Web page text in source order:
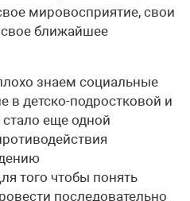
мировосприятие, свои
свое ближайшее
знаем социальные
в детско-подростковой и
еще одной
того чтобы понять
последовательно